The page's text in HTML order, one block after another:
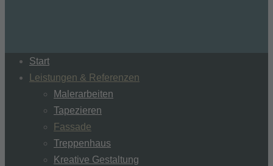
Start
Leistungen & Referenzen
Malerarbeiten
Tapezieren
Fassade
Treppenhaus
Kreative Gestaltung